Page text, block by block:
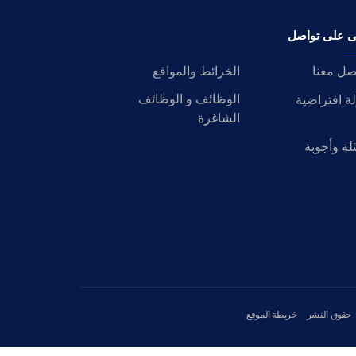
على تواصل
معنا
الخرائط والمواقع
افتراضية
الوظائف و الوظائف
الشاغرة
وأجوبة
حقوق النشر خريطة الموقع